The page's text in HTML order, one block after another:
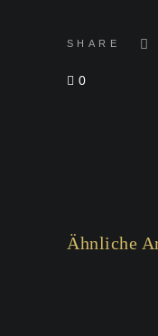
SHARE
0
Ähnliche